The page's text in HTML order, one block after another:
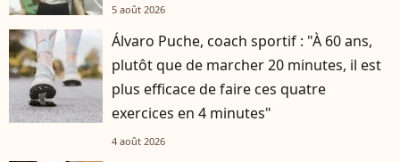
5 août 2026
Álvaro Puche, coach sportif : "À 60 ans,
plutôt que de marcher 20 minutes, il est
plus efficace de faire ces quatre
exercices en 4 minutes"
4 août 2026